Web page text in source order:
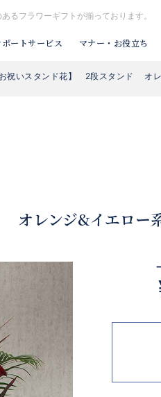
るフラワーギフトが揃っております。
ートサービス マナー・お役立ち
タンド花 #祝アレンジ #観葉植物
お祝いスタンド花】 2段スタンド オ
オレンジ&イエロ